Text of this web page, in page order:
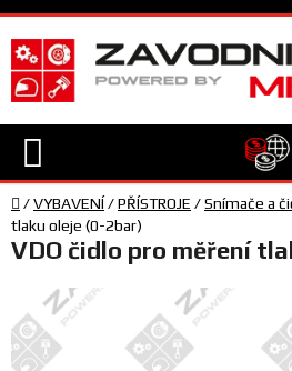
Přejít
na
obsah
TECHNIKA
JEZDEC
Domů
/VYBAVENÍ/PŘÍSTROJE /Snímače a
tlaku oleje (0-2bar)
VDO čidlo pro měření